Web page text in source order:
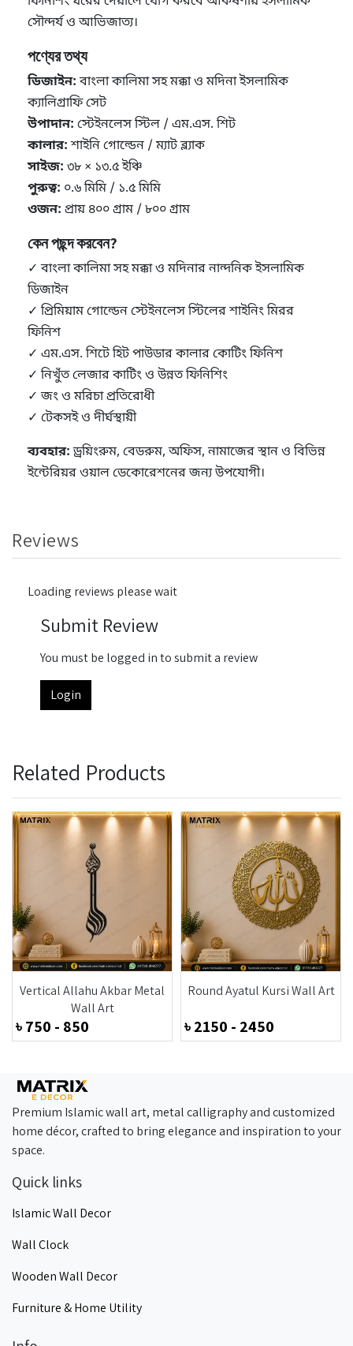
সৌন্দর্য ও আভিজাত্য।
পণ্যের তথ্য
ডিজাইন:বাংলা কালিমা সহ মক্কা ও মদিনা ইসলামিক
ক্যালিগ্রাফি সেট
উপাদান: স্টেইনলেস স্টিল / এম.এস. শিট
কালার: শাইনি গোল্ডেন / ম্যাট ব্ল্যাক
সাইজ: ৩৮ × ১৩.৫ ইঞ্চি
পুরুত্ব: ০.৬ মিমি / ১.৫ মিমি
ওজন: প্রায় ৪০০ গ্রাম / ৮০০ গ্রাম
কেন পছন্দ করবেন?
✓ বাংলা কালিমা সহ মক্কা ও মদিনার নান্দনিক ইসলামিক
ডিজাইন
✓ প্রিমিয়াম গোল্ডেন স্টেইনলেস স্টিলের শাইনিং মিরর
ফিনিশ
✓ এম.এস. শিটে হিট পাউডার কালার কোটিং ফিনিশ
✓ নিখুঁত লেজার কাটিং ও উন্নত ফিনিশিং
✓ জং ও মরিচা প্রতিরোধী
✓ টেকসই ও দীর্ঘস্থায়ী
ব্যবহার:ড্রয়িংরুম, বেডরুম, অফিস, নামাজের স্থান ও বিভিন্ন
ইন্টেরিয়র ওয়াল ডেকোরেশনের জন্য উপযোগী।
Reviews
Loading reviews please wait
Submit Review
You must be logged in to submit a review
Login
Related Products
Vertical Allahu Akbar Metal
Wall Art
৳750 - 850
Round Ayatul Kursi Wall Art
৳2150 - 2450
Premium Islamic wall art, metal calligraphy and customized
home décor, crafted to bring elegance and inspiration to your
space.
Quick links
Islamic Wall Decor
Wall Clock
Wooden Wall Decor
Furniture & Home Utility